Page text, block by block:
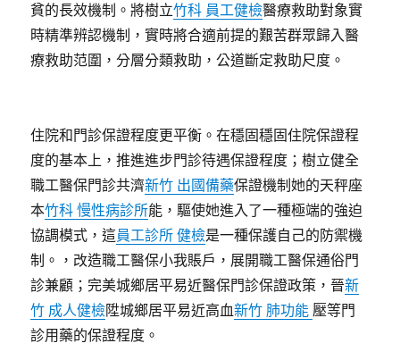
貧的長效機制。將樹立竹科 員工健檢醫療救助對象實
時精準辨認機制，實時將合適前提的艱苦群眾歸入醫
療救助范圍，分層分類救助，公道斷定救助尺度。
住院和門診保證程度更平衡。在穩固穩固住院保證程
度的基本上，推進進步門診待遇保證程度；樹立健全
職工醫保門診共濟新竹 出國備藥保證機制她的天秤座
本竹科 慢性病診所能，驅使她進入了一種極端的強迫
協調模式，這員工診所 健檢是一種保護自己的防禦機
制。，改造職工醫保小我賬戶，展開職工醫保通俗門
診兼顧；完美城鄉居平易近醫保門診保證政策，晉新
竹 成人健檢陞城鄉居平易近高血新竹 肺功能 壓等門
診用藥的保證程度。